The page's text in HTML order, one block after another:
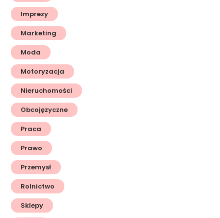
Imprezy
Marketing
Moda
Motoryzacja
Nieruchomości
Obcojęzyczne
Praca
Prawo
Przemysł
Rolnictwo
Sklepy